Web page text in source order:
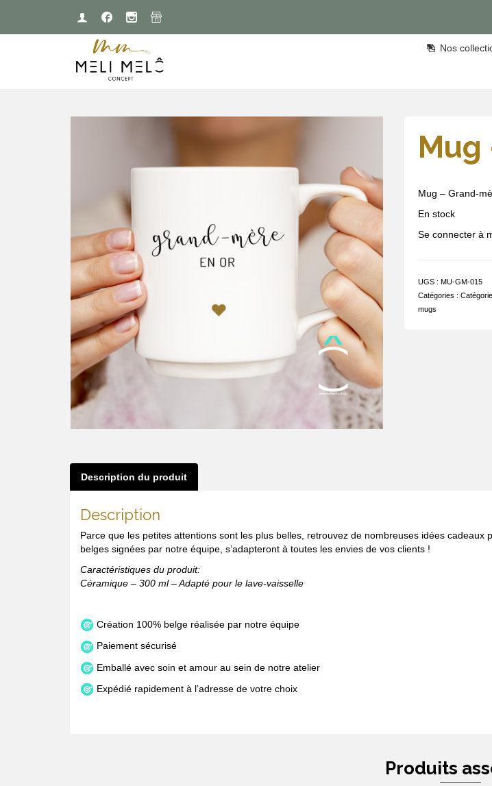
Nos
Mug
Mug – Grand-
En stock
Se connecter à
UGS : MU-GM-015
Catégories :
mugs
Description du produit
Description
Parce que les petites attentions sont les plus belles, retrouvez de nombreuses idées
belges signées par notre équipe, s’adapteront à toutes les envies de vos clients !
Caractéristiques du produit:
Céramique – 300 ml – Adapté pour le lave-vaisselle
Création 100% belge réalisée par notre équipe
Paiement sécurisé
Emballé avec soin et amour au sein de notre atelier
Expédié rapidement à l’adresse de votre choix
Produits